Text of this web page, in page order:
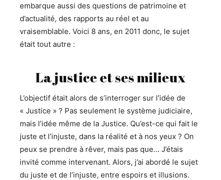
embarque aussi des questions de patrimoine et
d’actualité, des rapports au réel et au
vraisemblable. Voici 8 ans, en 2011 donc, le sujet
était tout autre :
La justice et ses milieux
L’objectif était alors de s’interroger sur l’idée de
« Justice » ? Pas seulement le système judiciaire,
mais l’idée même de la Justice. Qu’est-ce qui fait le
juste et l’injuste, dans la réalité et à nos yeux ? On
peux se prendre à rêver, mais pas que… J’étais
invité comme intervenant. Alors, j’ai abordé le sujet
du juste et de l’injuste, entre espoirs et illusions.